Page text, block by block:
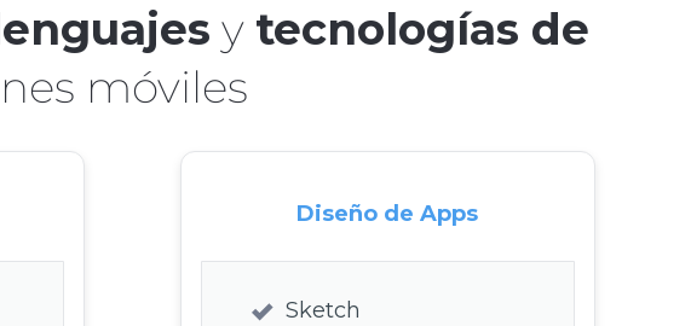
y tecnologías de
móviles
Diseño de Apps
Sketch